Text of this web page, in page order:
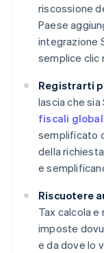
riscossione
Paese
integrazione
semplice clic
Registrarti
lascia che
fiscali
semplificato
della
e
Riscuotere
Tax calcola
imposte
e da dove lo